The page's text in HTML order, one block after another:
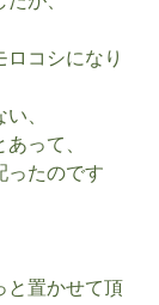
コシになり
、
って、
ったのです
と置かせて頂